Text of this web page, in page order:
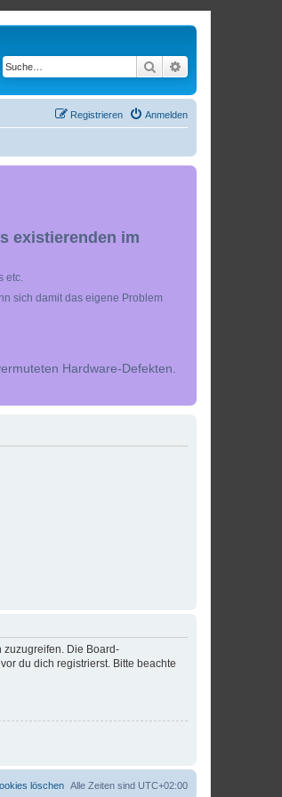
Suche
Anmelden
Registrieren
existierenden im
etc.
sich damit das eigene Problem
Hardware-Defekten.
zuzugreifen. Die Board-
du dich registrierst. Bitte beachte
Alle Zeiten sind UTC+02:00
löschen